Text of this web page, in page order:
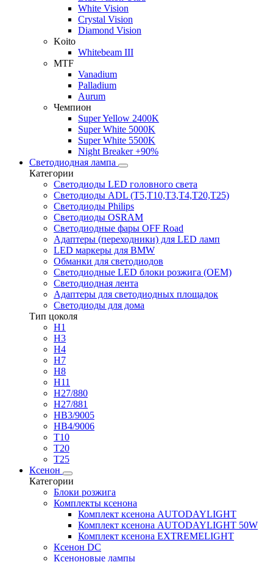
White Vision
Crystal Vision
Diamond Vision
Koito
Whitebeam III
MTF
Vanadium
Palladium
Aurum
Чемпион
Super Yellow 2400K
Super White 5000K
Super White 5500K
Night Breaker +90%
Светодиодная лампа
Категории
Светодиоды LED головного света
Светодиоды ADL (T5,T10,T3,T4,T20,T25)
Светодиоды Philips
Светодиоды OSRAM
Светодиодные фары OFF Road
Адаптеры (переходники) для LED ламп
LED маркеры для BMW
Обманки для светодиодов
Светодиодные LED блоки розжига (OEM)
Светодиодная лента
Адаптеры для светодиодных площадок
Светодиоды для дома
Тип цоколя
H1
H3
H4
H7
H8
H11
H27/880
H27/881
HB3/9005
HB4/9006
T10
T20
T25
Ксенон
Категории
Блоки розжига
Комплекты ксенона
Комплект ксенона AUTODAYLIGHT
Комплект ксенона AUTODAYLIGHT 50W
Комплект ксенона EXTREMELIGHT
Ксенон DC
Ксеноновые лампы